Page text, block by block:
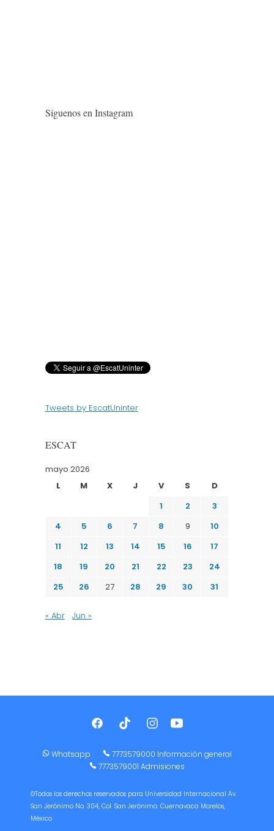
Síguenos en Instagram
Tweets by EscatUninter
ESCAT
mayo 2026
L
M X J V S
D
1
2
3
4
5 6 7 8 9
10
11
12 13 14 15 16
17
18
19 20 21 22 23
24
25
26 27 28 29 30 31
« Abr Jun »
Whatsapp
7773579000 Información general
7773579001 Admisiones
©Todos los derechos reservados para Universidad Internacional Av.
San Jerónimo No. 304, Col. San Jerónimo. Cuernavaca Morelos,
México